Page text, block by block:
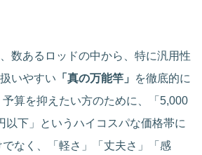
数あるロッドの中から、特に汎用性
いやすい 「真の万能竿」
を徹底的に
予算を抑えたい方のために、「5,000
以下」というハイコスパな価格帯に
なく、「軽さ」「丈夫さ」「感